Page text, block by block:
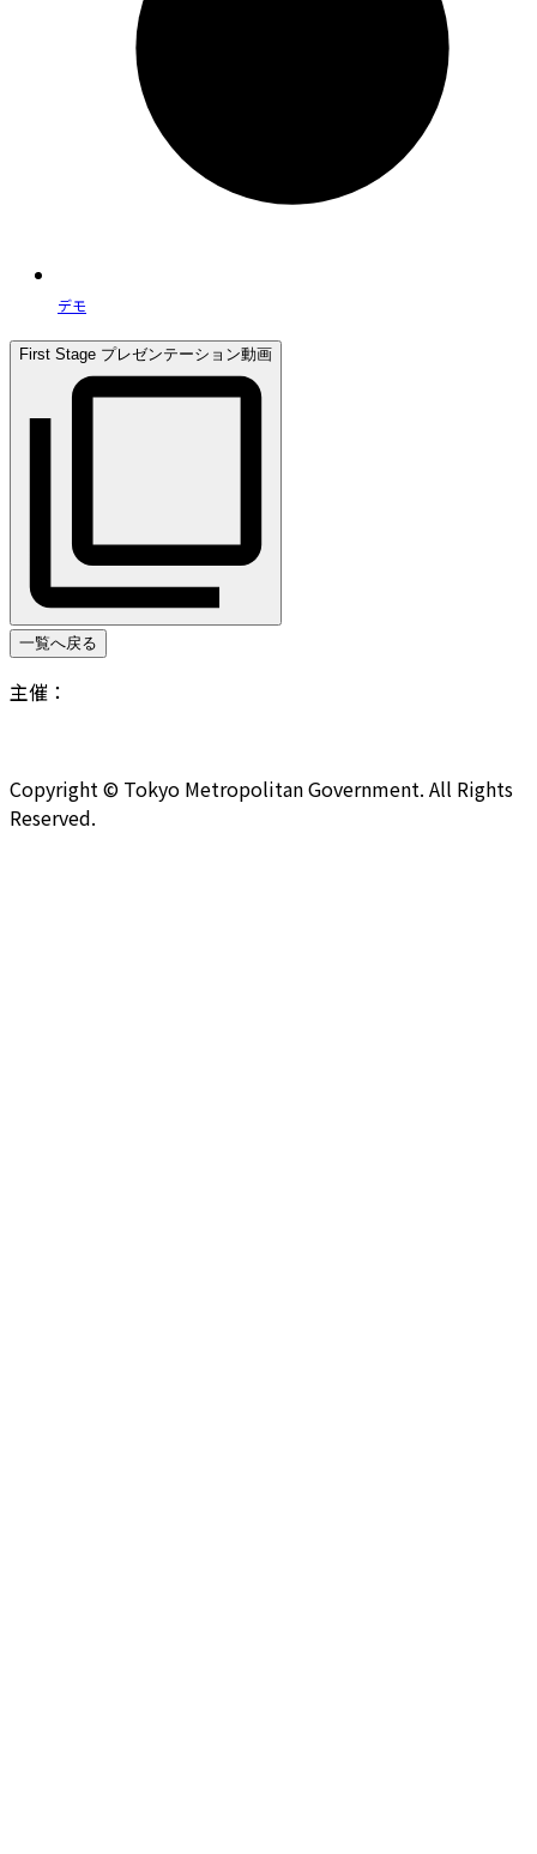
デモ
First Stage プレゼンテーション動画
一覧へ戻る
主催：
Copyright © Tokyo Metropolitan Government. All Rights
Reserved.